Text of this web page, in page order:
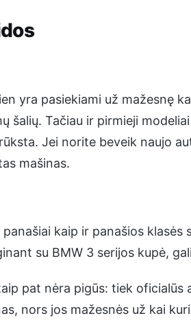
yra pasiekiami už mažesnę
šalių. Tačiau ir pirmieji
Jei norite beveik naujo
mašinas.
kaip ir panašios
su BMW 3 serijos kupė,
pat nėra pigūs: tiek oficialūs
nors jos mažesnės už kai